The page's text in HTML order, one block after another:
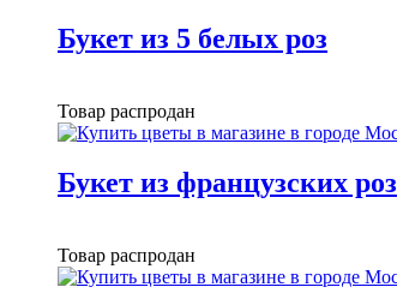
Букет из 5 белых роз
Товар распродан
Букет из французских роз
Товар распродан